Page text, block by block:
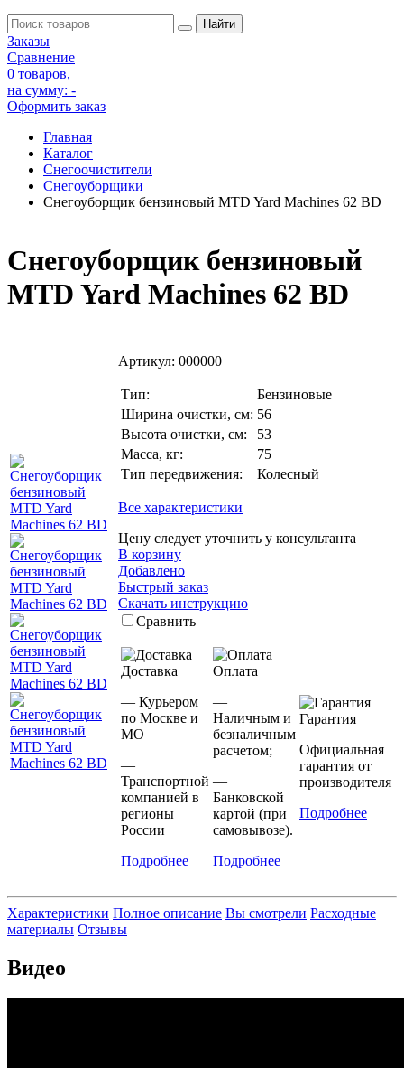
Заказы
Сравнение
0 товаров,
на сумму: -
Оформить заказ
Главная
Каталог
Снегоочистители
Снегоуборщики
Снегоуборщик бензиновый MTD Yard Machines 62 BD
Снегоуборщик бензиновый
MTD Yard Machines 62 BD
Артикул: 000000
Тип:
Бензиновые
Ширина очистки, см: 56
Высота очистки, см:
53
Масса, кг:
75
Тип передвижения:
Колесный
Все характеристики
Цену следует уточнить у консультанта
В корзину
Добавлено
Быстрый заказ
Скачать инструкцию
Сравнить
Доставка
— Курьером
по Москве и
МО
—
Транспортной
компанией в
регионы
России
Подробнее
Оплата
—
Наличным и
безналичным
расчетом;
—
Банковской
картой (при
самовывозе).
Подробнее
Гарантия
Официальная
гарантия от
производителя
Подробнее
Характеристики Полное описание Вы смотрели Расходные
материалы Отзывы
Видео